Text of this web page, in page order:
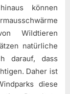
können
Wildtieren
natürliche
darauf, dass
Daher ist
diese